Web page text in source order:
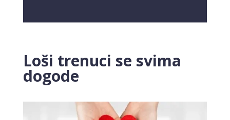
Loši trenuci se svima
dogode